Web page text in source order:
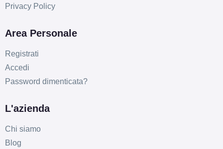
Privacy Policy
Area Personale
Registrati
Accedi
Password dimenticata?
L'azienda
Chi siamo
Blog